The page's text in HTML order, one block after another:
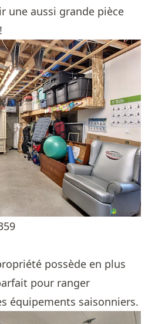
une aussi grande pièce
possède en plus
pour ranger
équipements saisonniers.